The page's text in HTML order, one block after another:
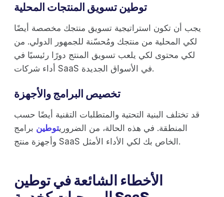
توطين تسويق المنتجات المحلية
يجب أن تكون استراتيجية تسويق منتجك مخصصة أيضًا
لكي المحلية من منتجك ومُحسّنة للجمهور الدولي. من
لكي محتوى لكي يلعب تسويق المنتج دورًا رئيسيًا في
أداء شركات SaaS في الأسواق الجديدة.
تخصيص البرامج والأجهزة
قد تختلف البنية التحتية والمتطلبات التقنية أيضًا حسب
المنطقة. في هذه الحالة، من الضروريتوطين برامج
وأجهزة منتج SaaS الخاص بك لكي الأداء الأمثل.
الأخطاء الشائعة في توطين